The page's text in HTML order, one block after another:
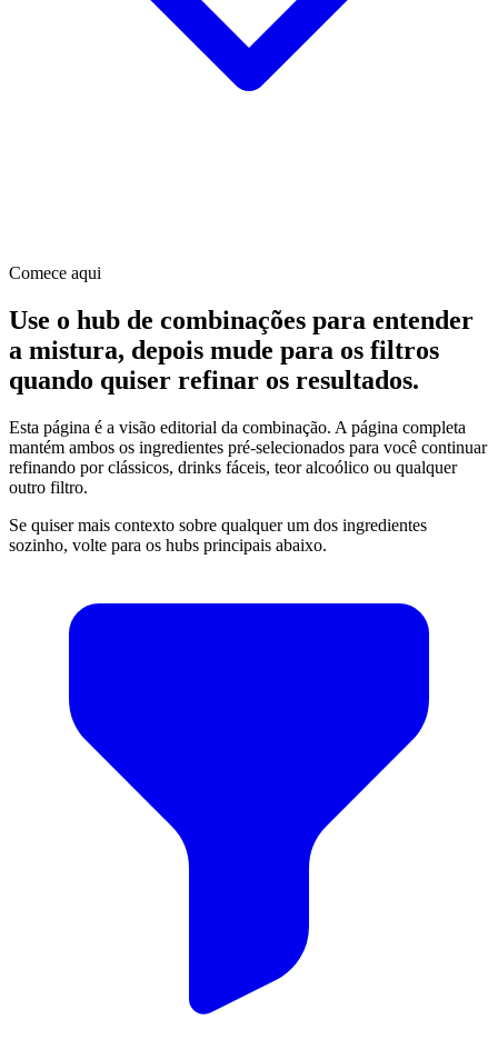
Comece aqui
Use o hub de combinações para entender
a mistura, depois mude para os filtros
quando quiser refinar os resultados.
Esta página é a visão editorial da combinação. A página completa
mantém ambos os ingredientes pré-selecionados para você continuar
refinando por clássicos, drinks fáceis, teor alcoólico ou qualquer
outro filtro.
Se quiser mais contexto sobre qualquer um dos ingredientes
sozinho, volte para os hubs principais abaixo.